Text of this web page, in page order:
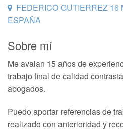
FEDERICO GUTIERREZ 16
ESPAÑA
Sobre mí
Me avalan 15 años de
trabajo final de calidad
abogados.
Puedo aportar referencias de
realizado con anterioridad y